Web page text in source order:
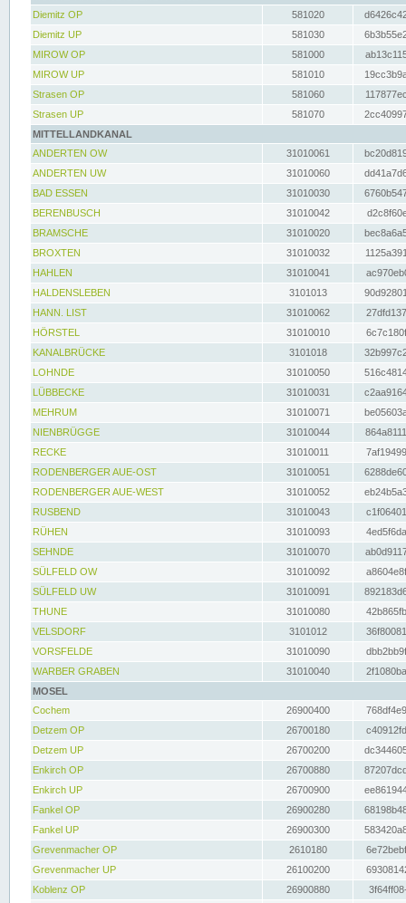
Diemitz OP
581020
Diemitz UP
581030
MIROW OP
581000
MIROW UP
581010
Strasen OP
581060
Strasen UP
581070
MITTELLANDKANAL
ANDERTEN OW
31010061
ANDERTEN UW
31010060
BAD ESSEN
31010030
BERENBUSCH
31010042
BRAMSCHE
31010020
BROXTEN
31010032
HAHLEN
31010041
HALDENSLEBEN
3101013
HANN. LIST
31010062
HÖRSTEL
31010010
KANALBRÜCKE
3101018
LOHNDE
31010050
LÜBBECKE
31010031
MEHRUM
31010071
NIENBRÜGGE
31010044
RECKE
31010011
RODENBERGER AUE-OST
31010051
RODENBERGER AUE-WEST
31010052
RUSBEND
31010043
RÜHEN
31010093
SEHNDE
31010070
SÜLFELD OW
31010092
SÜLFELD UW
31010091
THUNE
31010080
VELSDORF
3101012
VORSFELDE
31010090
WARBER GRABEN
31010040
MOSEL
Cochem
26900400
Detzem OP
26700180
Detzem UP
26700200
Enkirch OP
26700880
Enkirch UP
26700900
Fankel OP
26900280
Fankel UP
26900300
Grevenmacher OP
2610180
Grevenmacher UP
26100200
Koblenz OP
26900880